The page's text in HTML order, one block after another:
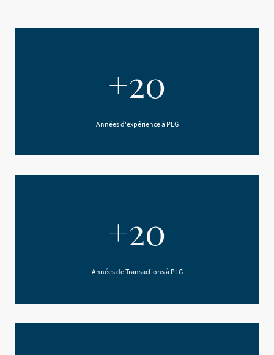
+20
Années d'expérience à PLG
+20
Années de Transactions à PLG